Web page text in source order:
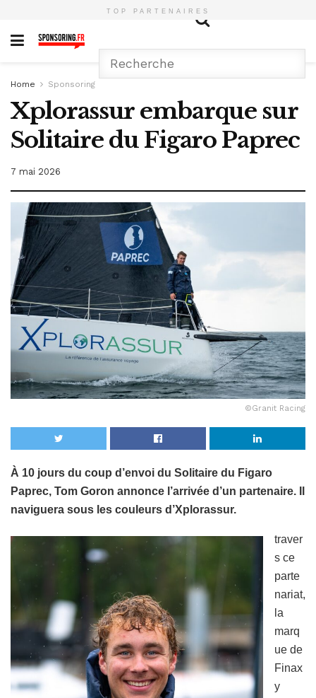
TOP PARTENAIRES
Home Sponsoring
Xplorassur embarque sur
Solitaire du Figaro Paprec
7 mai 2026
©Granit Racing
À 10 jours du coup d’envoi du Solitaire du Figaro
Paprec, Tom Goron annonce l’arrivée d’un partenaire. Il
naviguera sous les couleurs d’Xplorassur.
traver
s ce
parte
nariat,
la
marq
ue de
Finax
y